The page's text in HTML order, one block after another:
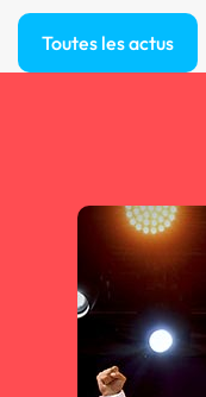
Toutes les actus